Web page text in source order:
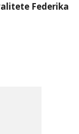
Federika